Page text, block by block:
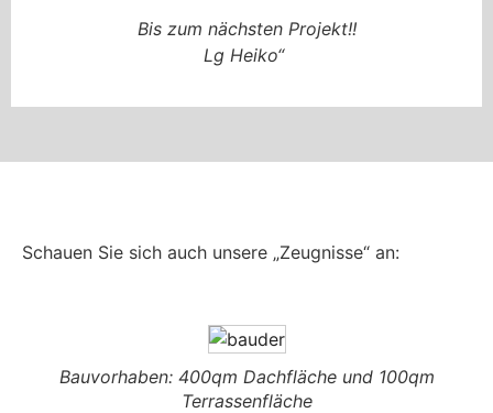
Bis zum nächsten Projekt!!
Lg Heiko“
Schauen Sie sich auch unsere „Zeugnisse“ an:
Bauvorhaben: 400qm Dachfläche und 100qm
Terrassenfläche